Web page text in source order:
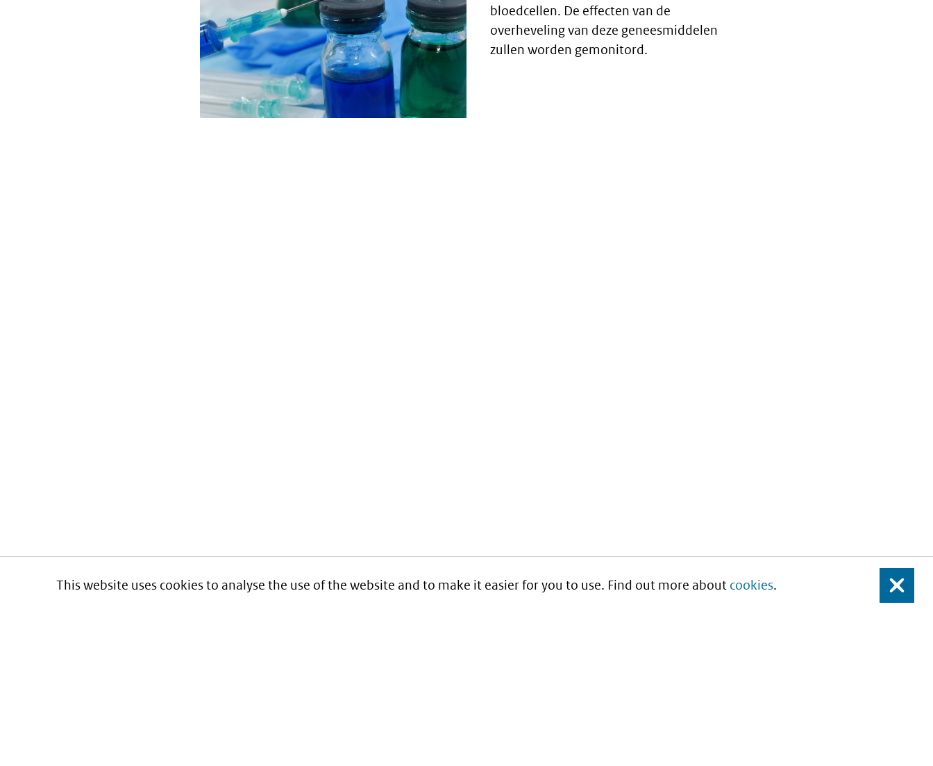
This website uses cookies to analyse the use of the website and to make it easier for you to use. Find out more about cookies. Close
bloedcellen. De effecten van de
overheveling van deze geneesmiddelen
zullen worden gemonitord.